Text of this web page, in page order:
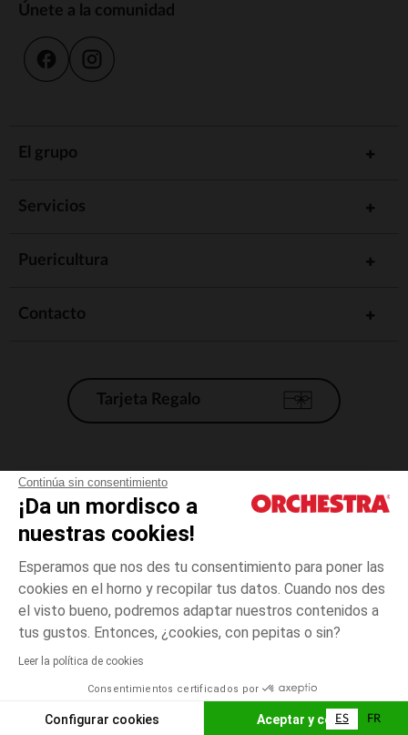
Continúa sin consentimiento
¡Da un mordisco a
nuestras cookies!
Esperamos que nos des tu consentimiento para poner las
cookies en el horno y recopilar tus datos. Cuando nos des
el visto bueno, podremos adaptar nuestros contenidos a
tus gustos. Entonces, ¿cookies, con pepitas o sin?
Leer la política de cookies
Consentimientos certificados por
Configurar cookies Aceptar y cerrar
Crudo
talla
unica
El pago medidante
AÑADIR A LA CESTA
Únete a la comunidad
El grupo
Servicios
Puericultura
Contacto
Tarjeta Regalo
Condiciones generales de venta
Aviso Legal
*Condiciones de las ofertas actuales
Gestión de las cookies
Accesibilidad: no conforme
Orchestra adhiere al código de ética de la Federación Francesa de comercio
electrónico y venta a distancia (FEVAD) y al sistema de mediación de
ES FR